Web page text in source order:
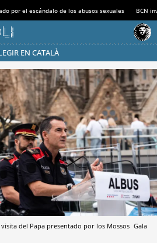
por el escándalo de los abusos sexuales BCN
EN CATALÀ
MODO AHORRO
del Papa presentado por los Mossos Gala